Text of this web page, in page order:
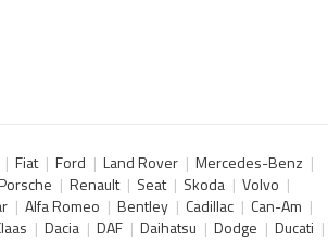
Fiat Ford Land Rover
Mercedes-Benz
Renault Seat Skoda
Volvo
Alfa Romeo Bentley Cadillac
Can-Am
Dacia DAF Daihatsu Dodge
Ducati